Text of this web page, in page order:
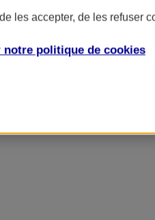
les accepter, de les refuser
notre politique de cookies